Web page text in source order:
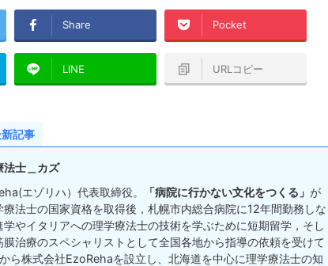
Share Pocket
LINE URLコピー
記事
法士＿カズ
エゾリハ）代表取締役。
「病院に行かない文化をつくる」 が
療法士の国家資格を取得後，札幌市内総合病院に12年間勤務しな
やイタリアへの理学療法士の技術を学ぶために短期留学，そし
膜治療のスペシャリストとして全国各地から指導の依頼を受けて
ら株式会社EzoRehaを設立し、北海道を中心に理学療法士の知